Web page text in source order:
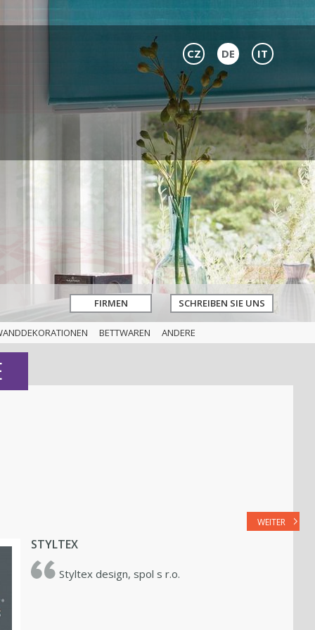
CZ DE IT
FIRMEN SCHREIBEN SIE UNS
BETTWAREN ANDERE
WEITER
STYLTEX
Styltex design, spol s r.o.